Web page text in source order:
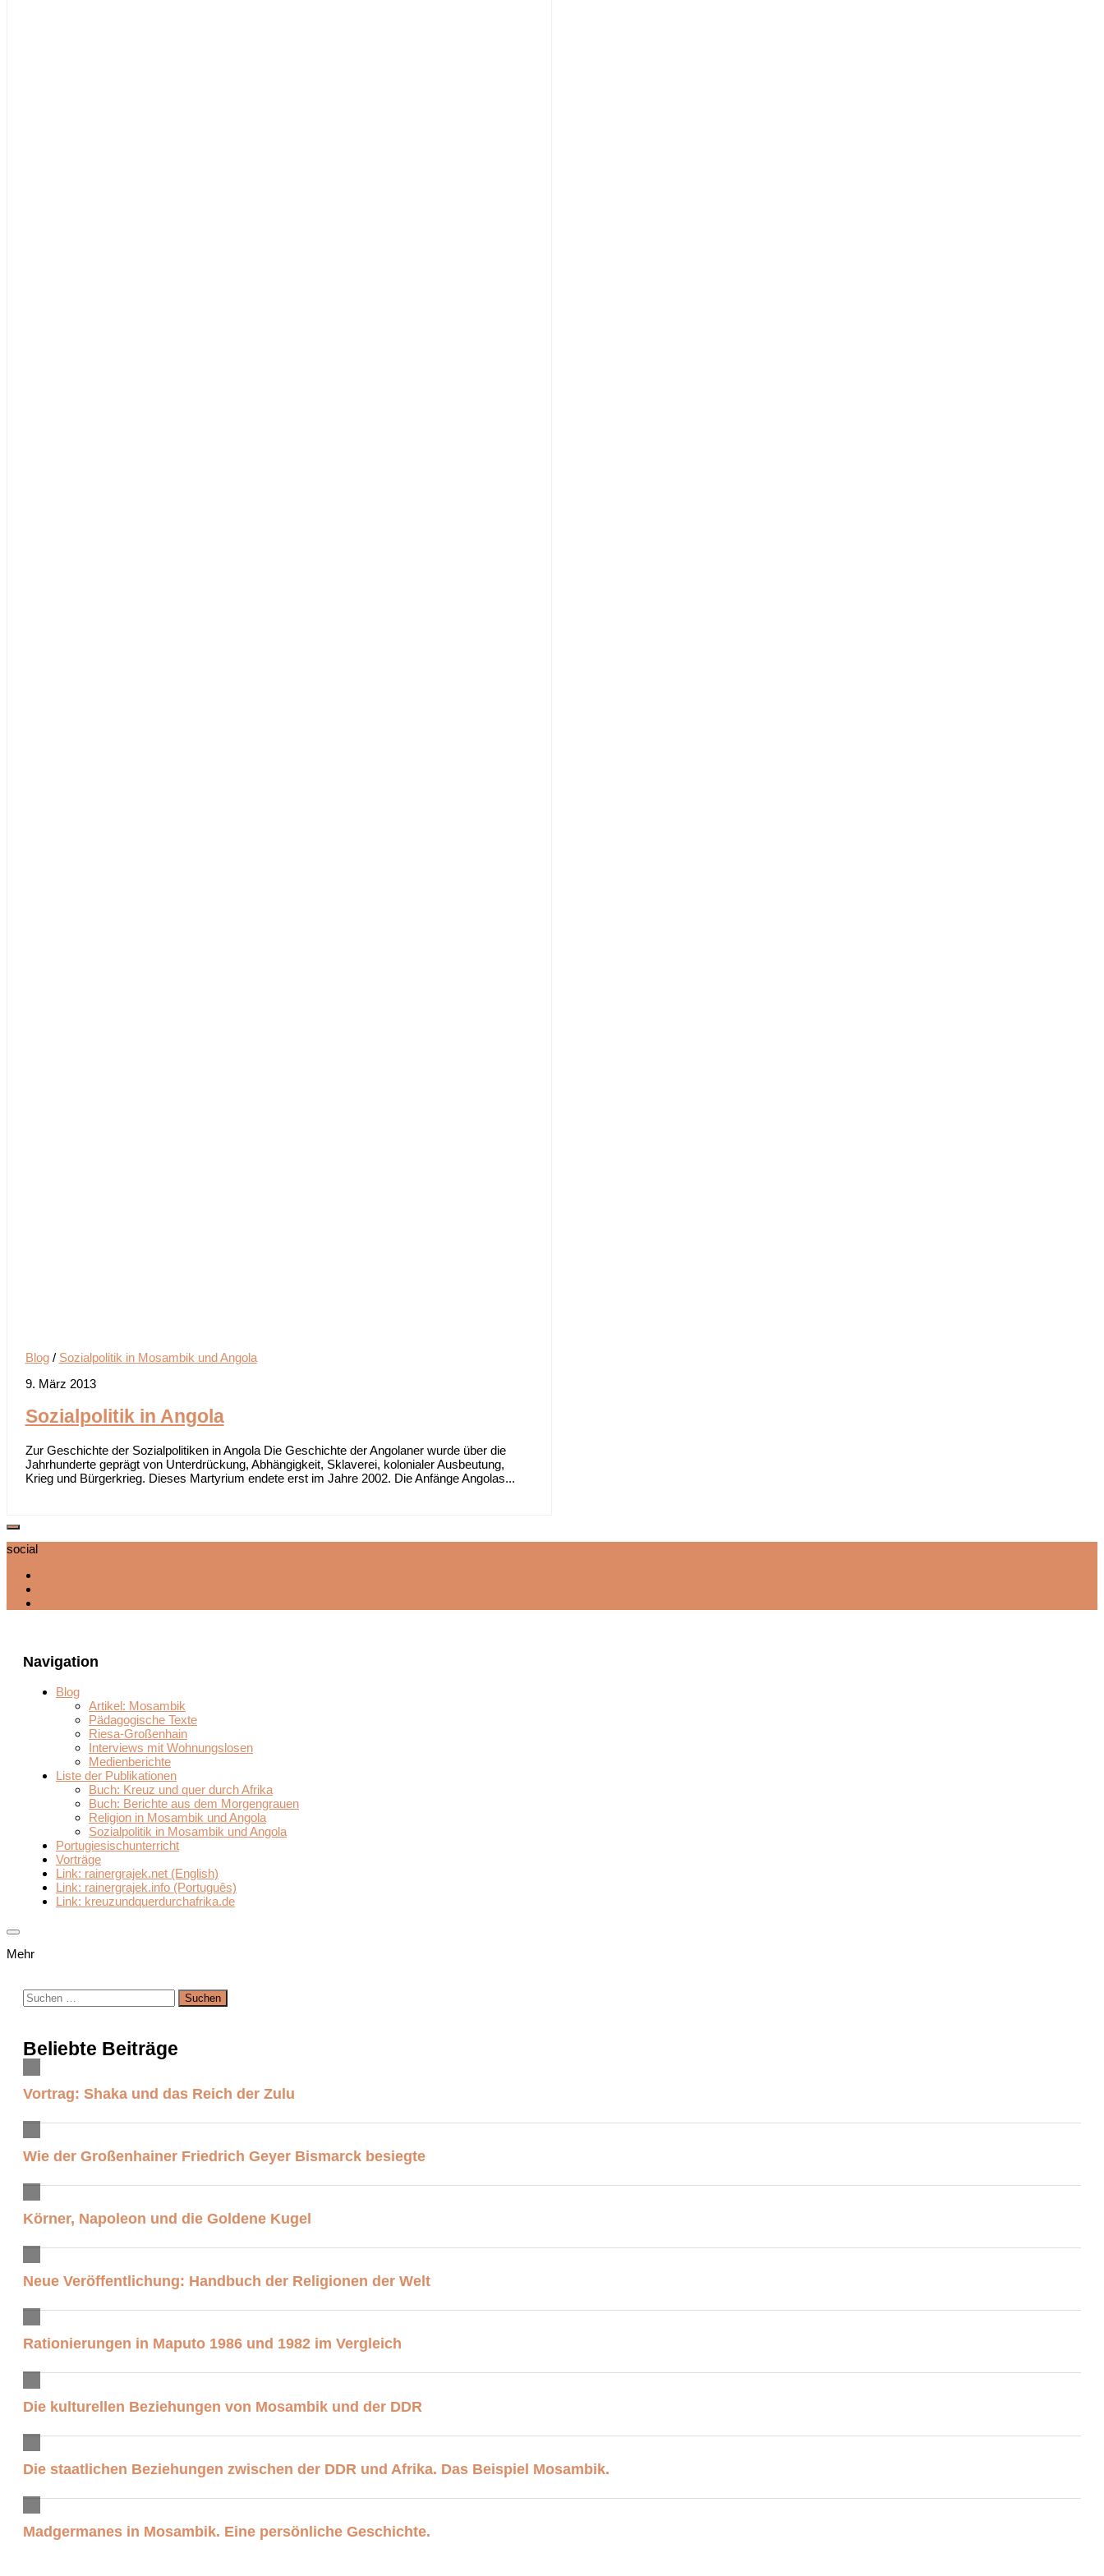
Blog/ Sozialpolitik in Mosambik und Angola
9. März 2013
Sozialpolitik in Angola
Zur Geschichte der Sozialpolitiken in Angola Die Geschichte der Angolaner wurde über die
Jahrhunderte geprägt von Unterdrückung, Abhängigkeit, Sklaverei, kolonialer Ausbeutung,
Krieg und Bürgerkrieg. Dieses Martyrium endete erst im Jahre 2002. Die Anfänge Angolas...
social
Navigation
Blog
Artikel: Mosambik
Pädagogische Texte
Riesa-Großenhain
Interviews mit Wohnungslosen
Medienberichte
Liste der Publikationen
Buch: Kreuz und quer durch Afrika
Buch: Berichte aus dem Morgengrauen
Religion in Mosambik und Angola
Sozialpolitik in Mosambik und Angola
Portugiesischunterricht
Vorträge
Link: rainergrajek.net (English)
Link: rainergrajek.info (Português)
Link: kreuzundquerdurchafrika.de
Mehr
Suchen
nach:
Beliebte Beiträge
Vortrag: Shaka und das Reich der Zulu
Wie der Großenhainer Friedrich Geyer Bismarck besiegte
Körner, Napoleon und die Goldene Kugel
Neue Veröffentlichung: Handbuch der Religionen der Welt
Rationierungen in Maputo 1986 und 1982 im Vergleich
Die kulturellen Beziehungen von Mosambik und der DDR
Die staatlichen Beziehungen zwischen der DDR und Afrika. Das Beispiel Mosambik.
Madgermanes in Mosambik. Eine persönliche Geschichte.